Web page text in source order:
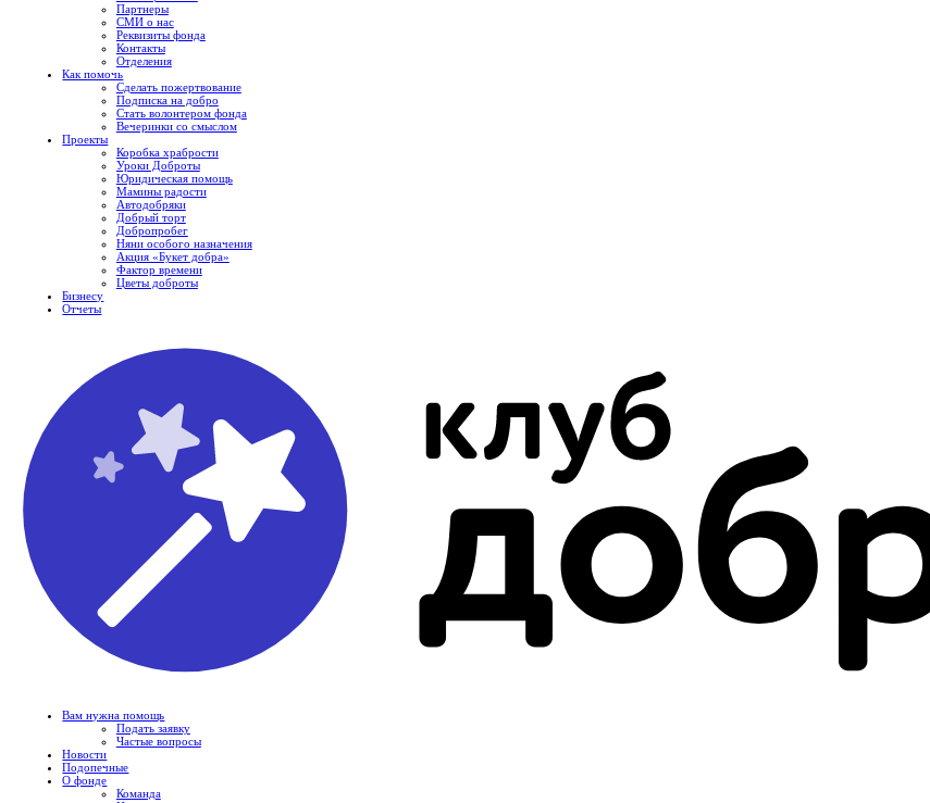
Партнеры
СМИ о нас
Реквизиты фонда
Контакты
Отделения
Как помочь
Сделать пожертвование
Подписка на добро
Стать волонтером фонда
Вечеринки со смыслом
Проекты
Коробка храбрости
Уроки Доброты
Юридическая помощь
Мамины радости
Автодобряки
Добрый торт
Добропробег
Няни особого назначения
Акция «Букет добра»
Фактор времени
Цветы доброты
Бизнесу
Отчеты
Вам нужна помощь
Подать заявку
Частые вопросы
Новости
Подопечные
О фонде
Команда